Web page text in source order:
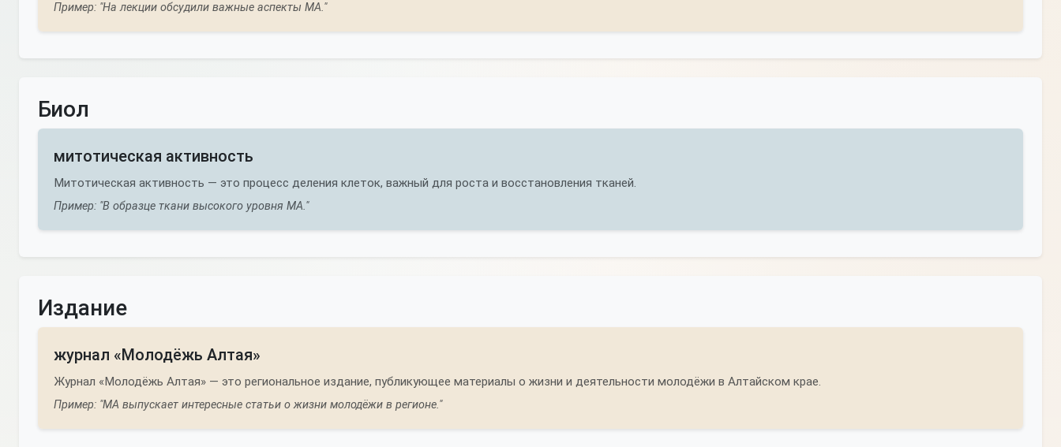
Пример: "На лекции обсудили важные аспекты МА."
Биол
митотическая активность
Митотическая активность — это процесс деления клеток, важный для роста и восстановления тканей.
Пример: "В образце ткани высокого уровня МА."
Издание
журнал «Молодёжь Алтая»
Журнал «Молодёжь Алтая» — это региональное издание, публикующее материалы о жизни и деятельности молодёжи в Алтайском крае.
Пример: "МА выпускает интересные статьи о жизни молодёжи в регионе."